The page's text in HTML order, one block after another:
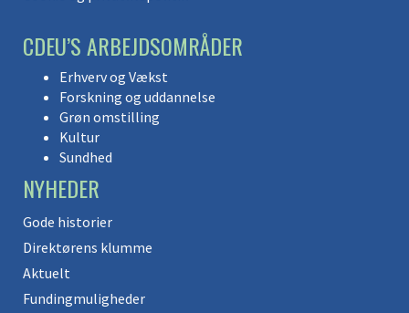
CDEU’S ARBEJDSOMRÅDER
Erhverv og Vækst
Forskning og uddannelse
Grøn omstilling
Kultur
Sundhed
NYHEDER
Gode historier
Direktørens klumme
Aktuelt
Fundingmuligheder